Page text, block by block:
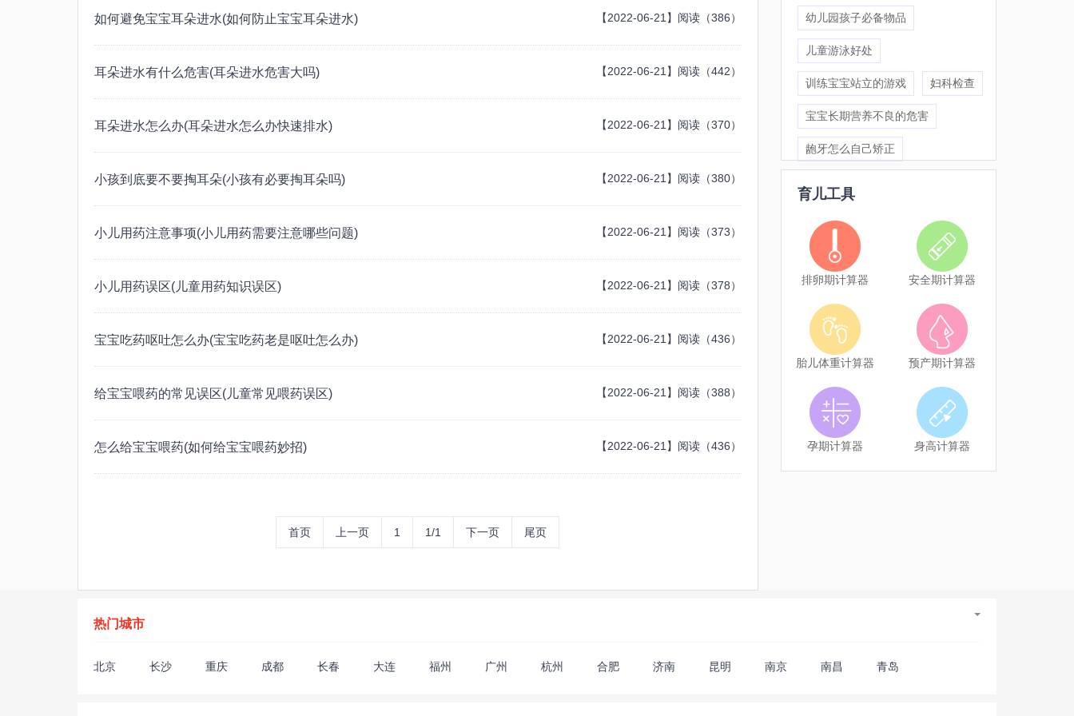
如何避免宝宝耳朵进水(如何防止宝宝耳朵进水) 【2022-06-21】阅读（386）
耳朵进水有什么危害(耳朵进水危害大吗) 【2022-06-21】阅读（442）
耳朵进水怎么办(耳朵进水怎么办快速排水) 【2022-06-21】阅读（370）
小孩到底要不要掏耳朵(小孩有必要掏耳朵吗) 【2022-06-21】阅读（380）
小儿用药注意事项(小儿用药需要注意哪些问题) 【2022-06-21】阅读（373）
小儿用药误区(儿童用药知识误区) 【2022-06-21】阅读（378）
宝宝吃药呕吐怎么办(宝宝吃药老是呕吐怎么办) 【2022-06-21】阅读（436）
给宝宝喂药的常见误区(儿童常见喂药误区) 【2022-06-21】阅读（388）
怎么给宝宝喂药(如何给宝宝喂药妙招) 【2022-06-21】阅读（436）
首页 上一页 1 1/1 下一页 尾页
幼儿园孩子必备物品
儿童游泳好处
训练宝宝站立的游戏 妇科检查
宝宝长期营养不良的危害
龅牙怎么自己矫正
育儿工具
排卵期计算器 安全期计算器
胎儿体重计算器 预产期计算器
孕期计算器 身高计算器
热门城市
北京 长沙 重庆 成都 长春 大连 福州 广州 杭州 合肥 济南 昆明 南京 南昌
青岛